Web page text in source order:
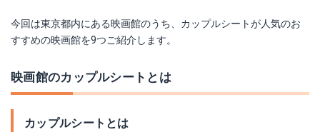
今回は東京都内にある映画館のうち、カップルシートが人気のお
すすめの映画館を9つご紹介します。
映画館のカップルシートとは
カップルシートとは